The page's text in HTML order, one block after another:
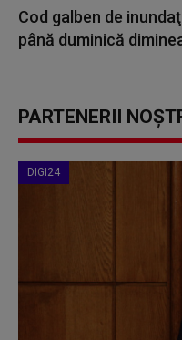
Cod galben de
până duminică
PARTENERII
DIGI24